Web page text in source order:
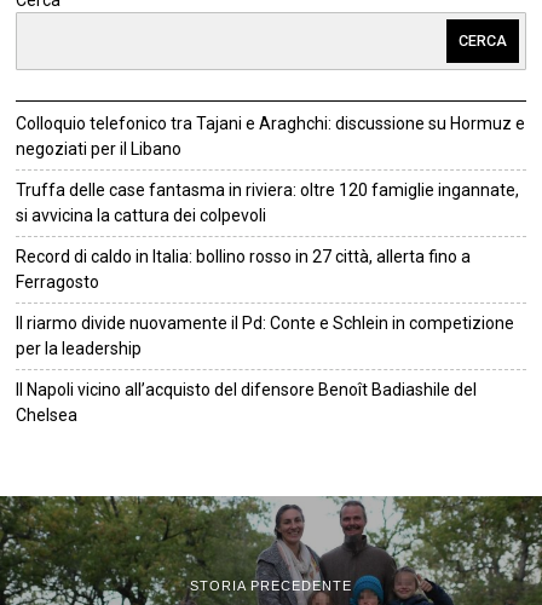
CERCA
Colloquio telefonico tra Tajani e Araghchi: discussione su Hormuz e
negoziati per il Libano
Truffa delle case fantasma in riviera: oltre 120 famiglie ingannate,
si avvicina la cattura dei colpevoli
Record di caldo in Italia: bollino rosso in 27 città, allerta fino a
Ferragosto
Il riarmo divide nuovamente il Pd: Conte e Schlein in competizione
per la leadership
Il Napoli vicino all’acquisto del difensore Benoît Badiashile del
Chelsea
STORIA PRECEDENTE